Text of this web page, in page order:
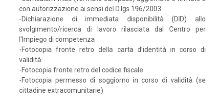
con autorizzazione ai sensi del D.lgs 196/2003
-Dichiarazione di immediata disponibilità (DID) allo
svolgimento/ricerca di lavoro rilasciata dal Centro per
l’Impiego di competenza
-Fotocopia fronte retro della carta d’identità in corso di
validità
-Fotocopia fronte retro del codice fiscale
-Fotocopia permesso di soggiorno in corso di validità (se
cittadine extracomunitarie)